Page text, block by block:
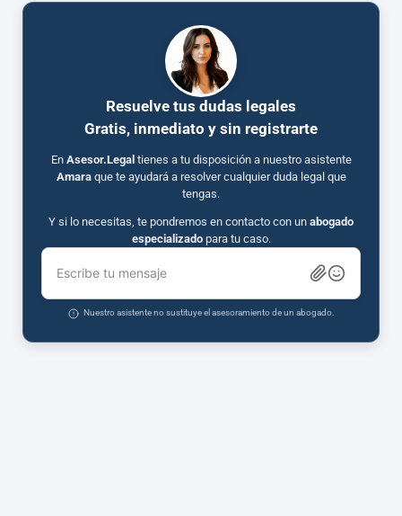
Resuelve tus dudas legales
Gratis, inmediato y sin registrarte
En Asesor.Legal tienes a tu disposición a nuestro asistente
Amaraque te ayudará a resolver cualquier duda legal que
tengas.
Y si lo necesitas, te pondremos en contacto con un abogado
especializadopara tu caso.
Escribe tu mensaje
Nuestro asistente no sustituye el asesoramiento de un abogado.